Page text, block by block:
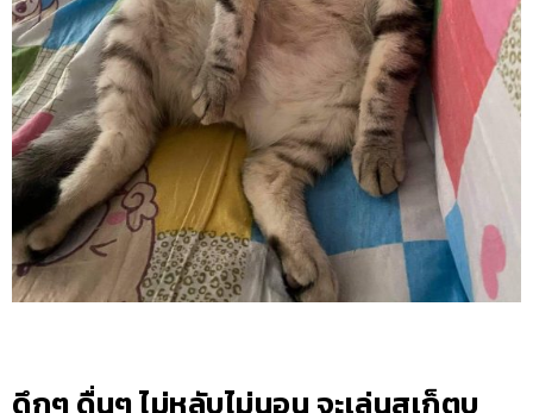
ดึกๆ ดื่นๆ ไม่หลับไม่นอน จะเล่นสเก็ตบ